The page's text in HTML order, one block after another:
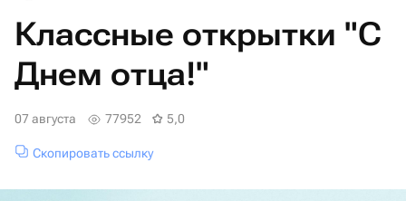
Классные открытки "С
Днем отца!"
07 августа 77952 5,0
Скопировать ссылку